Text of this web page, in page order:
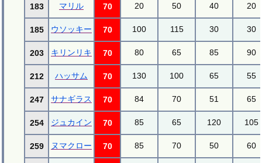
183 マリル 70 20 50 40 20
185 ウソッキー 70 100 115 30 30
203 キリンリキ 70 80 65 85 90
212 ハッサム 70 130 100 65 55
247 サナギラス 70 84 70 51 65
254 ジュカイン 70 85 65 120 105
259 ヌマクロー 70 85 70 50 60